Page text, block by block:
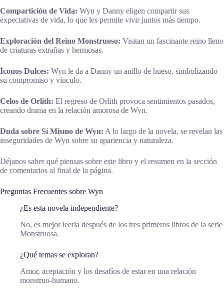
Compartición de Vida: Wyn y Danny eligen compartir sus
expectativas de vida, lo que les permite vivir juntos más tiempo.
Exploración del Reino Monstruoso: Visitan un fascinante reino lleno
de criaturas extrañas y hermosas.
Íconos Dulces: Wyn le da a Danny un anillo de hueso, simbolizando
su compromiso y vínculo.
Celos de Orlith: El regreso de Orlith provoca sentimientos pasados,
creando drama en la relación amorosa de Wyn.
Duda sobre Sí Mismo de Wyn: A lo largo de la novela, se revelan las
inseguridades de Wyn sobre su apariencia y naturaleza.
Déjanos saber qué piensas sobre este libro y el resumen en la sección
de comentarios al final de la página.
Preguntas Frecuentes sobre Wyn
¿Es esta novela independiente?
No, es mejor leerla después de los tres primeros libros de la serie
Monstruosa.
¿Qué temas se exploran?
Amor, aceptación y los desafíos de estar en una relación
monstruo-humano.